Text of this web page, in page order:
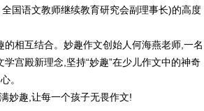
国语文教师继续教育研究会副理事长)的高度
相互结合。妙趣作文创始人何海燕老师,一名
宫殿新理念,坚持“妙趣”在少儿作文中的神奇
。
趣,让每一个孩子无畏作文!